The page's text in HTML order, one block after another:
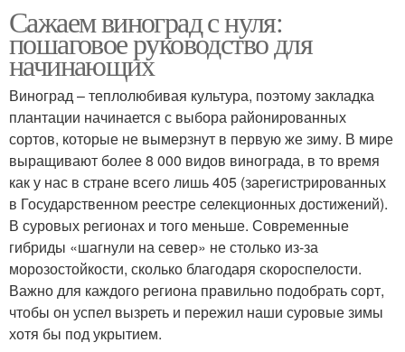
Сажаем виноград с нуля:
пошаговое руководство для
начинающих
Виноград – теплолюбивая культура, поэтому закладка
плантации начинается с выбора районированных
сортов, которые не вымерзнут в первую же зиму. В мире
выращивают более 8 000 видов винограда, в то время
как у нас в стране всего лишь 405 (зарегистрированных
в Государственном реестре селекционных достижений).
В суровых регионах и того меньше. Современные
гибриды «шагнули на север» не столько из-за
морозостойкости, сколько благодаря скороспелости.
Важно для каждого региона правильно подобрать сорт,
чтобы он успел вызреть и пережил наши суровые зимы
хотя бы под укрытием.